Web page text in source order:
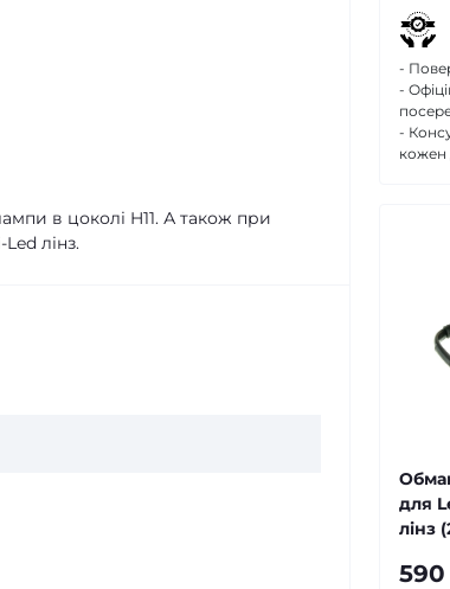
в цоколі H11. А також при
лінз.
-
-
-
кожен
для
лінз
590